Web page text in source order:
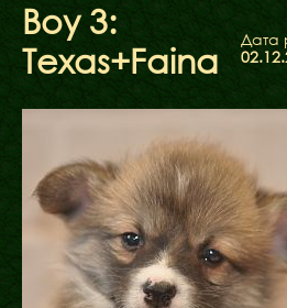
Boy 3:
Texas+Faina
Дата
ФАКТИ
БЛОГ
ГАЛЕРЕЇ